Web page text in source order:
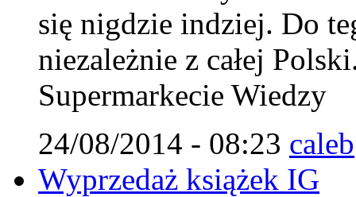
się nigdzie indziej. Do
niezależnie z całej
Supermarkecie Wiedzy
24/08/2014 - 08:23 caleb
Wyprzedaż książek IG